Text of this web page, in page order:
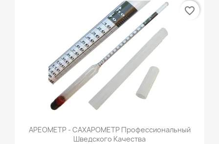
АРЕОМЕТР - САХАРОМЕТР Профессиональный
Шведского Качества
favorite_border